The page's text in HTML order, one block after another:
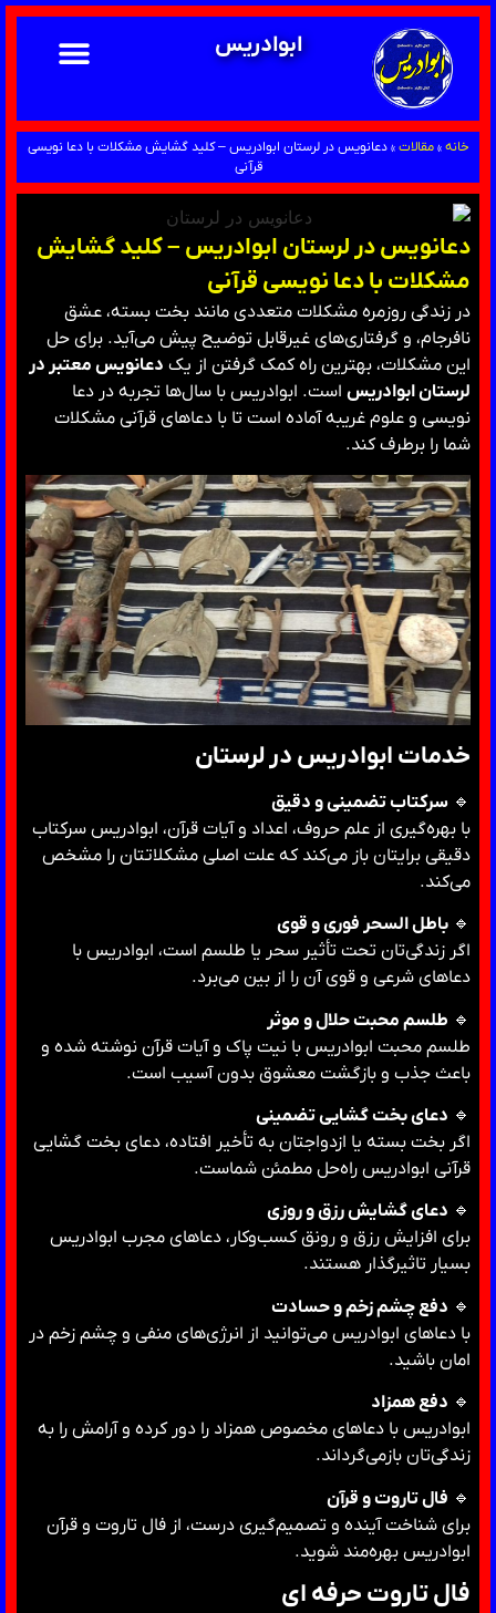
ابوادریس
خانه»مقالات»دعانویس در لرستان ابوادریس – کلید گشایش مشکلات با دعا نویسی
قرآنی
دعانویس در لرستان ابوادریس – کلید گشایش
مشکلات با دعا نویسی قرآنی
در زندگی روزمره مشکلات متعددی مانند بخت بسته، عشق
نافرجام، و گرفتاری‌های غیرقابل توضیح پیش می‌آید. برای حل
این مشکلات، بهترین راه کمک گرفتن از یک دعانویس معتبر در
لرستان ابوادریس است. ابوادریس با سال‌ها تجربه در دعا
نویسی و علوم غریبه آماده است تا با دعاهای قرآنی مشکلات
شما را برطرف کند.
خدمات ابوادریس در لرستان
🔹 سرکتاب تضمینی و دقیق
با بهره‌گیری از علم حروف، اعداد و آیات قرآن، ابوادریس سرکتاب
دقیقی برایتان باز می‌کند که علت اصلی مشکلاتتان را مشخص
می‌کند.
🔹 باطل السحر فوری و قوی
اگر زندگی‌تان تحت تأثیر سحر یا طلسم است، ابوادریس با
دعاهای شرعی و قوی آن را از بین می‌برد.
🔹 طلسم محبت حلال و موثر
طلسم محبت ابوادریس با نیت پاک و آیات قرآن نوشته شده و
باعث جذب و بازگشت معشوق بدون آسیب است.
🔹 دعای بخت گشایی تضمینی
اگر بخت بسته یا ازدواجتان به تأخیر افتاده، دعای بخت گشایی
قرآنی ابوادریس راه‌حل مطمئن شماست.
🔹 دعای گشایش رزق و روزی
برای افزایش رزق و رونق کسب‌وکار، دعاهای مجرب ابوادریس
بسیار تاثیرگذار هستند.
🔹 دفع چشم زخم و حسادت
با دعاهای ابوادریس می‌توانید از انرژی‌های منفی و چشم زخم در
امان باشید.
🔹 دفع همزاد
ابوادریس با دعاهای مخصوص همزاد را دور کرده و آرامش را به
زندگی‌تان بازمی‌گرداند.
🔹 فال تاروت و قرآن
برای شناخت آینده و تصمیم‌گیری درست، از فال تاروت و قرآن
ابوادریس بهره‌مند شوید.
فال تاروت حرفه ای